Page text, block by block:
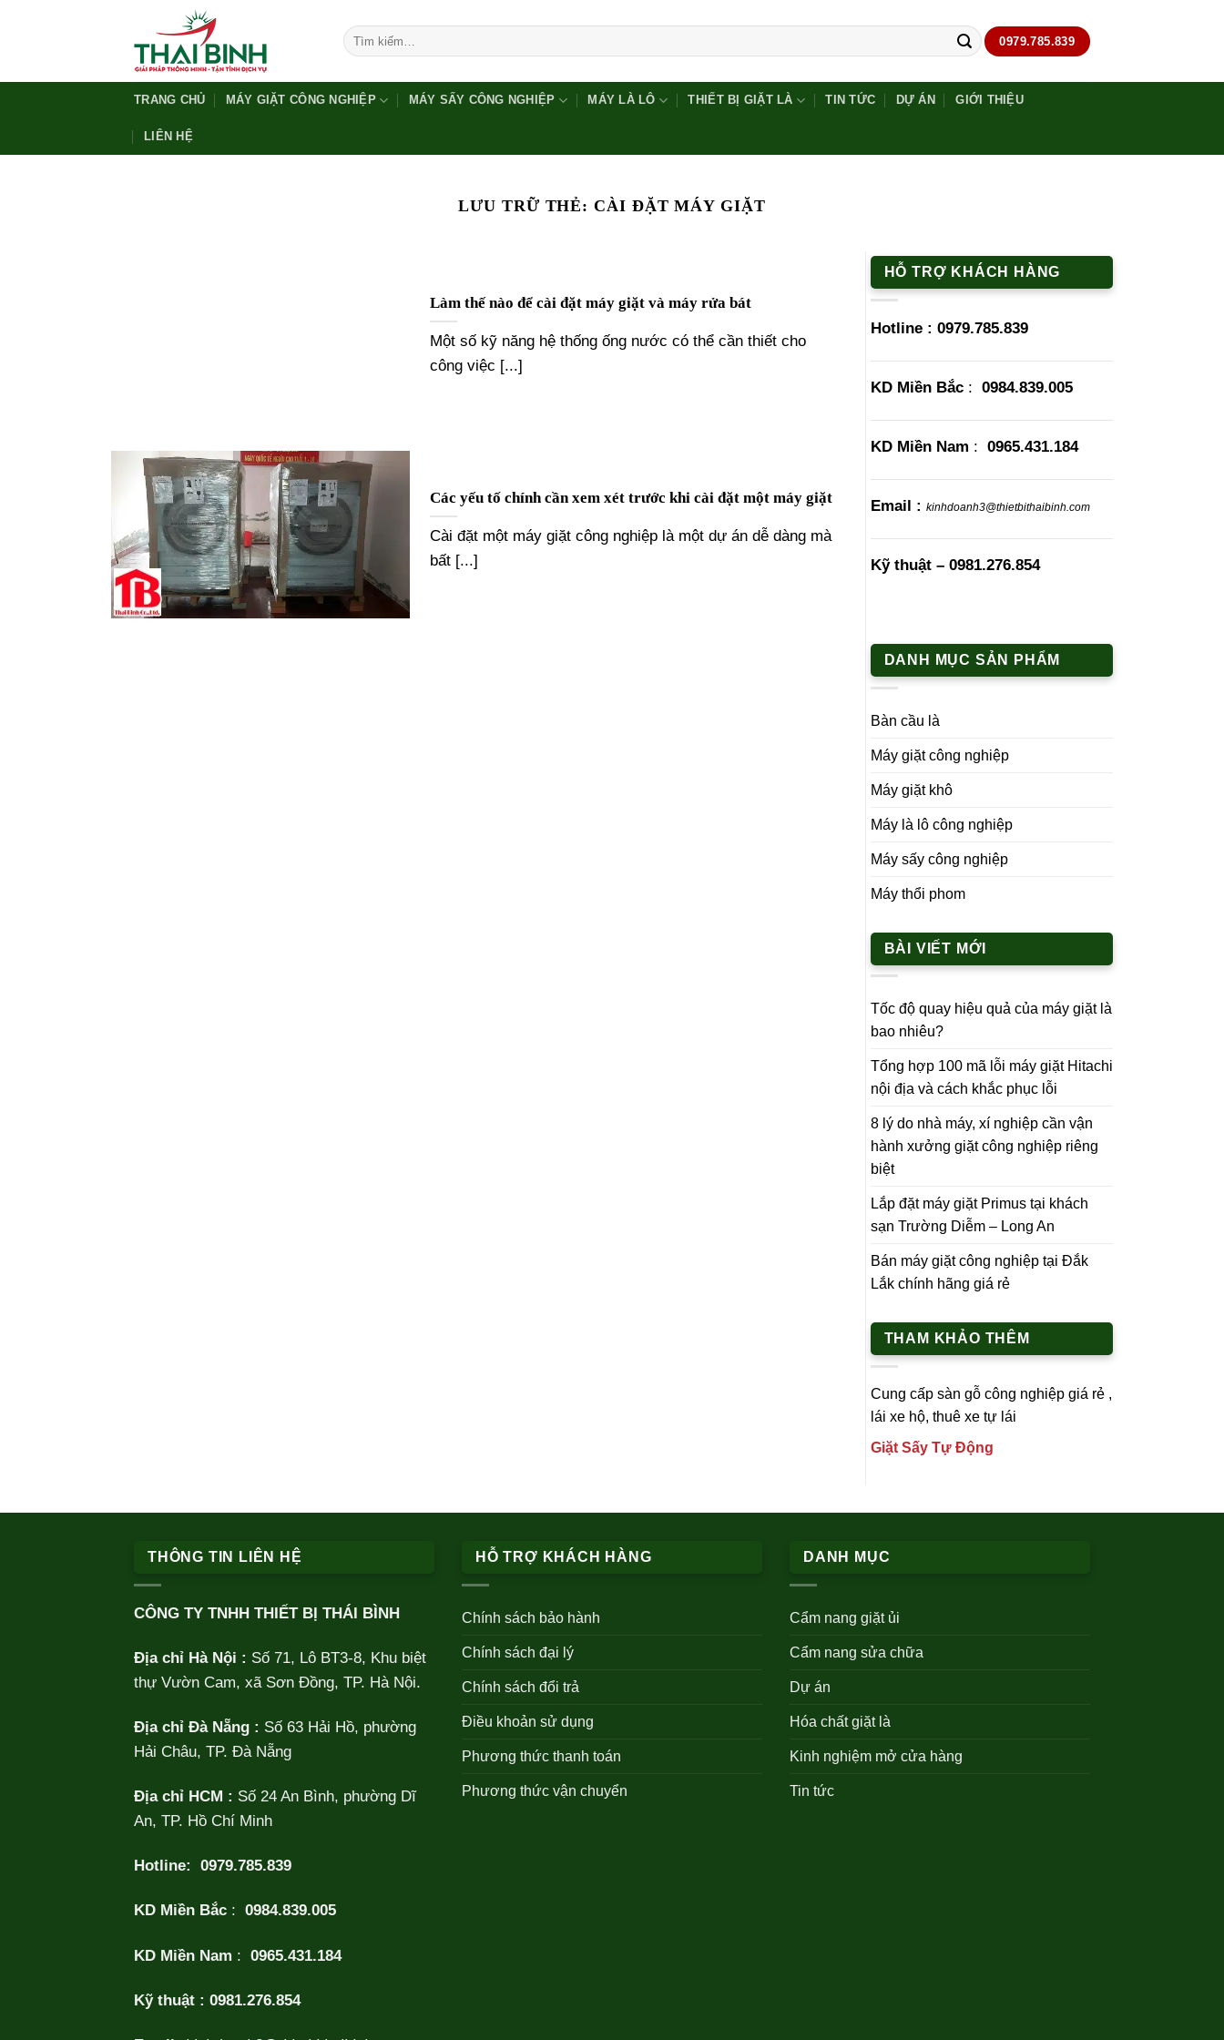
dung
Tìm
kiếm:
0979.785.839
TRANG CHỦ MÁY GIẶT CÔNG NGHIỆP MÁY SẤY CÔNG NGHIỆP MÁY LÀ LÔ THIẾT BỊ GIẶT LÀ TIN TỨC DỰ ÁN GIỚI THIỆU
LIÊN HỆ
LƯU TRỮ THẺ:CÀI ĐẶT MÁY GIẶT
Làm thế nào để cài đặt máy giặt và máy rửa bát
Một số kỹ năng hệ thống ống nước có thể cần thiết cho
công việc [...]
Các yếu tố chính cần xem xét trước khi cài đặt một máy giặt
Cài đặt một máy giặt công nghiệp là một dự án dễ dàng mà
bất [...]
HỖ TRỢ KHÁCH HÀNG
Hotline : 0979.785.839
KD Miền Bắc: 0984.839.005
KD Miền Nam : 0965.431.184
Email : kinhdoanh3@thietbithaibinh.com
Kỹ thuật – 0981.276.854
DANH MỤC SẢN PHẨM
Bàn cầu là
Máy giặt công nghiệp
Máy giặt khô
Máy là lô công nghiệp
Máy sấy công nghiệp
Máy thổi phom
BÀI VIẾT MỚI
Tốc độ quay hiệu quả của máy giặt là
bao nhiêu?
Tổng hợp 100 mã lỗi máy giặt Hitachi
nội địa và cách khắc phục lỗi
8 lý do nhà máy, xí nghiệp cần vận
hành xưởng giặt công nghiệp riêng
biệt
Lắp đặt máy giặt Primus tại khách
sạn Trường Diễm – Long An
Bán máy giặt công nghiệp tại Đắk
Lắk chính hãng giá rẻ
THAM KHẢO THÊM
Cung cấp sàn gỗ công nghiệpgiá rẻ ,
lái xe hộ, thuê xe tự lái
Giặt Sấy Tự Động
THÔNG TIN LIÊN HỆ
CÔNG TY TNHH THIẾT BỊ THÁI BÌNH
Địa chỉ Hà Nội : Số 71, Lô BT3-8, Khu biệt
thự Vườn Cam, xã Sơn Đồng, TP. Hà Nội.
Địa chỉ Đà Nẵng : Số 63 Hải Hồ, phường
Hải Châu, TP. Đà Nẵng
Địa chỉ HCM : Số 24 An Bình, phường Dĩ
An, TP. Hồ Chí Minh
Hotline: 0979.785.839
KD Miền Bắc : 0984.839.005
KD Miền Nam : 0965.431.184
Kỹ thuật : 0981.276.854
HỖ TRỢ KHÁCH HÀNG
Chính sách bảo hành
Chính sách đại lý
Chính sách đổi trả
Điều khoản sử dụng
Phương thức thanh toán
Phương thức vận chuyển
DANH MỤC
Cẩm nang giặt ủi
Cẩm nang sửa chữa
Dự án
Hóa chất giặt là
Kinh nghiệm mở cửa hàng
Tin tức